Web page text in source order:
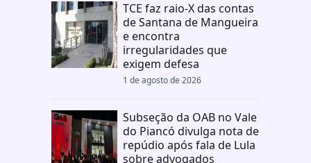
TCE faz raio-X das contas
de Santana de Mangueira
e encontra
irregularidades que
exigem defesa
1 de agosto de 2026
Subseção da OAB no Vale
do Piancó divulga nota de
repúdio após fala de Lula
sobre advogados